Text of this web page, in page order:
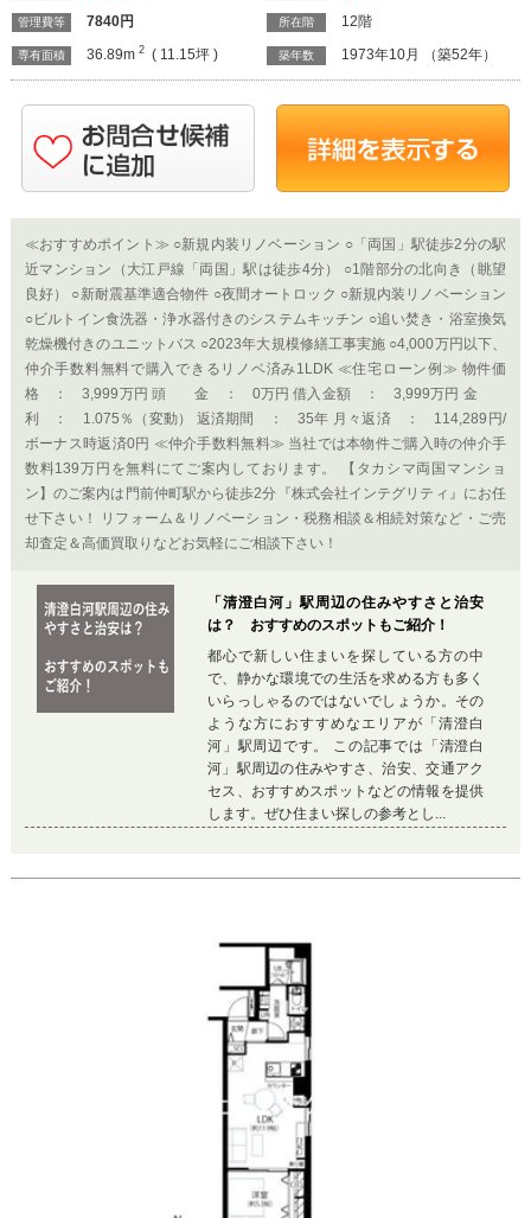
管理費等 7840円
専有面積 36.89m2 ( 11.15坪 )
所在階 12階
築年数 1973年10月 （築52年）
≪おすすめポイント≫ ○新規内装リノベーション ○「両国」駅徒歩2分の駅
近マンション（大江戸線「両国」駅は徒歩4分） ○1階部分の北向き（眺望
良好） ○新耐震基準適合物件 ○夜間オートロック ○新規内装リノベーション
○ビルトイン食洗器・浄水器付きのシステムキッチン ○追い焚き・浴室換気
乾燥機付きのユニットバス ○2023年大規模修繕工事実施 ○4,000万円以下、
仲介手数料無料で購入できるリノベ済み1LDK ≪住宅ローン例≫ 物件価
格 ： 3,999万円 頭 金 ： 0万円 借入金額 ： 3,999万円 金
利 ： 1.075％（変動） 返済期間 ： 35年 月々返済 ： 114,289円/
ボーナス時返済0円 ≪仲介手数料無料≫ 当社では本物件ご購入時の仲介手
数料139万円を無料にてご案内しております。 【タカシマ両国マンショ
ン】のご案内は門前仲町駅から徒歩2分『株式会社インテグリティ』にお任
せ下さい！ リフォーム＆リノベーション・税務相談＆相続対策など・ご売
却査定＆高価買取りなどお気軽にご相談下さい！
「清澄白河」駅周辺の住みやすさと治安
は？ おすすめのスポットもご紹介！
都心で新しい住まいを探している方の中
で、静かな環境での生活を求める方も多く
いらっしゃるのではないでしょうか。その
ような方におすすめなエリアが「清澄白
河」駅周辺です。 この記事では「清澄白
河」駅周辺の住みやすさ、治安、交通アク
セス、おすすめスポットなどの情報を提供
します。ぜひ住まい探しの参考とし...